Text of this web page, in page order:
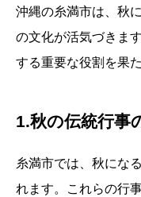
沖縄の糸満市は、秋
の文化が活気づきま
する重要な役割を果
1.秋の伝統行事
糸満市では、秋にな
れます。これらの行